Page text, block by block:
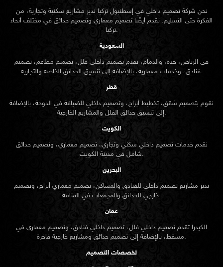
نحن شركة تصميم داخلي في إسطنبول تركيا ندير مشاريع سكنية وتجارية، من
الفكرة حتى التسليم. نقدم أيضًا تصميم معماري وتصميم حدائق في مختلف أنحاء
تركيا.
السعودية
في الرياض، جدة، والدمام، نقدم تصميم داخلي فلل، تصميم مطاعم، تصميم
فنادق، وخدمات معمارية، بالإضافة إلى تنسيق الحدائق الخاصة والتجارية.
قطر
نقوم بتصميم شقق، تخطيط أبراج، وتصميم داخلي للضيافة في الدوحة، بالإضافة
إلى تنسيق حدائق الفلل والمشاريع الخارجية.
الكويت
نقدم خدمات تصميم داخلي سكني وتجاري، تصميم معماري، وتصميم حدائق
شامل في مدينة الكويت.
البحرين
ندير مشاريع تصميم داخلي للفنادق والمساكن، تصميم معماري أبراج، وتصميم
خارجي للحدائق والمجمعات في المنامة.
عمان
الكيدرا تقدم تصميم داخلي فلل، تصميم داخلي فنادق، وتصميم معماري في
مسقط، بالإضافة إلى تصميم حدائق ومشاريع خارجية فاخرة.
تخصصات التصميم